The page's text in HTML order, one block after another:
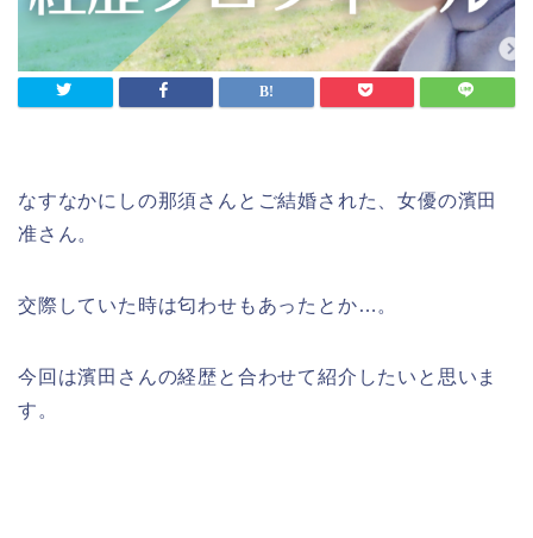
なすなかにしの那須さんとご結婚された、女優の濱田
准さん。
交際していた時は匂わせもあったとか…。
今回は濱田さんの経歴と合わせて紹介したいと思いま
す。